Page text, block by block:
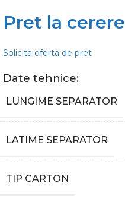
Pret la cerere
Solicita oferta de pret
Date tehnice:
LUNGIME SEPARATOR
LATIME SEPARATOR
TIP CARTON